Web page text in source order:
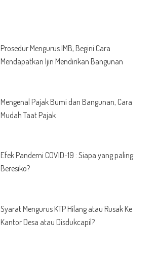
Prosedur Mengurus IMB, Begini Cara
Mendapatkan Ijin Mendirikan Bangunan
Mengenal Pajak Bumi dan Bangunan, Cara
Mudah Taat Pajak
Efek Pandemi COVID-19 : Siapa yang paling
Beresiko?
Syarat Mengurus KTP Hilang atau Rusak Ke
Kantor Desa atau Disdukcapil?